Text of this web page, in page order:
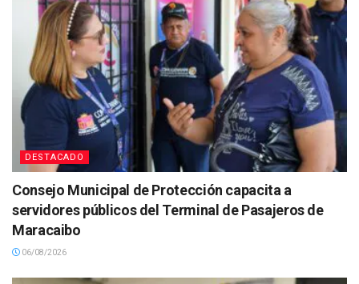
DESTACADO
Consejo Municipal de Protección capacita a
servidores públicos del Terminal de Pasajeros de
Maracaibo
06/08/2026